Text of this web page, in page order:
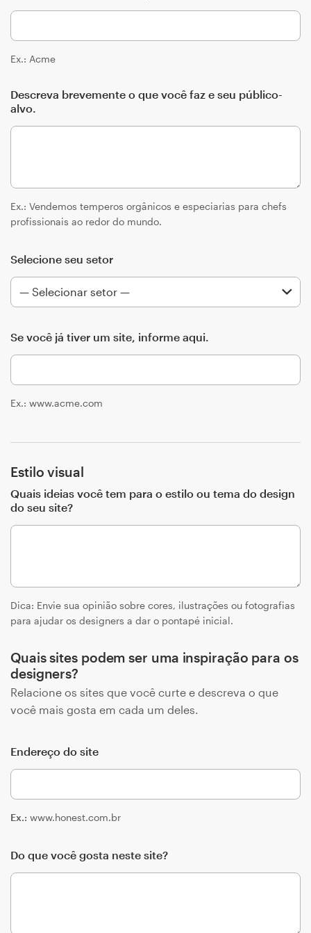
Ex.: Acme
Descreva brevemente o que você faz e seu público-
alvo.
Ex.: Vendemos temperos orgânicos e especiarias para chefs
profissionais ao redor do mundo.
Selecione seu setor
Se você já tiver um site, informe aqui.
Ex.: www.acme.com
Estilo visual
Quais ideias você tem para o estilo ou tema do design
do seu site?
Dica: Envie sua opinião sobre cores, ilustrações ou fotografias
para ajudar os designers a dar o pontapé inicial.
Quais sites podem ser uma inspiração para os
designers?
Relacione os sites que você curte e descreva o que
você mais gosta em cada um deles.
Endereço do site
Ex.: www.honest.com.br
Do que você gosta neste site?
Design de logotipos
Suporte
+1 877 834 4534
Central de Ajuda
Recursos
Blog